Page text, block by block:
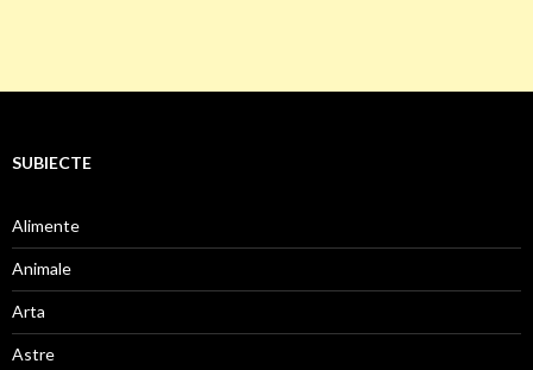
SUBIECTE
Alimente
Animale
Arta
Astre